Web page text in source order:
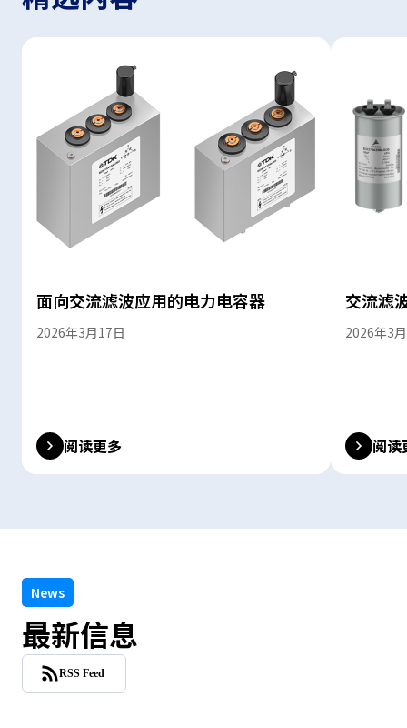
面向交流滤波应用的电力电容器
2026年3月17日
阅读更多
交流滤
2026年3
阅读
News
最新信息
RSS Feed